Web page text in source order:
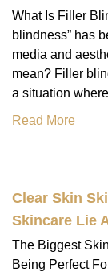
What Is Filler
blindness” has
media and
mean? Filler
a situation
Read More
Clear Skin
Skincare Lie
The Biggest
Being Perfect